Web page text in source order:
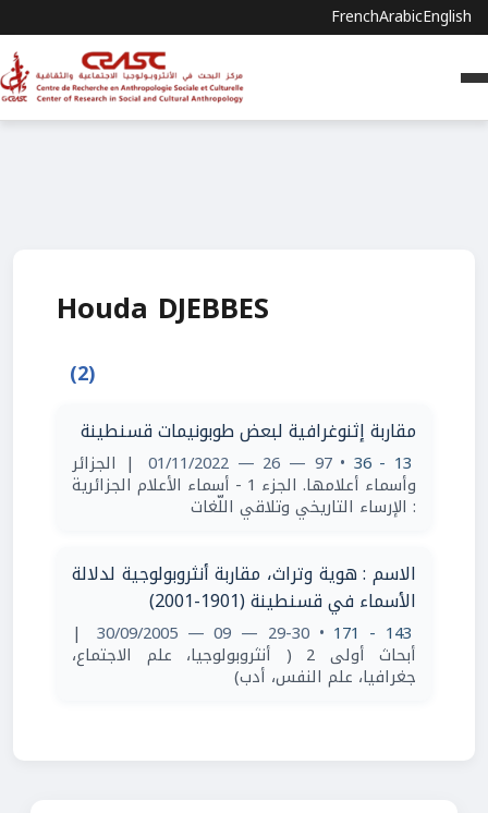
FrenchArabicEnglish
Houda DJEBBES
(2)
مقاربة إثنوغرافية لبعض طوبونيمات قسنطينة
13 - 36
• 97 — 26 — 01/11/2022 | الجزائر
وأسماء أعلامها. الجزء 1 - أسماء الأعلام الجزائرية
: الإرساء التاريخي وتلاقي اللّغات
الاسم : هوية وتراث، مقاربة أنثروبولوجية لدلالة
الأسماء في قسنطينة (1901-2001)
143 - 171
• 29-30 — 09 — 30/09/2005
|
أبحاث أولى 2 ( أنثروبولوجيا، علم الاجتماع،
جغرافيا، علم النفس، أدب)